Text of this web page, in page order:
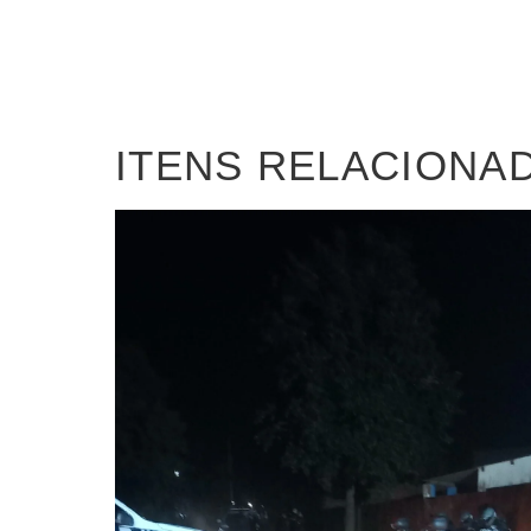
ITENS